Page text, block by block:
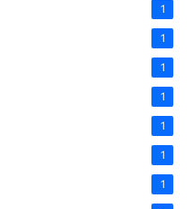
1
1
1
1
1
1
1